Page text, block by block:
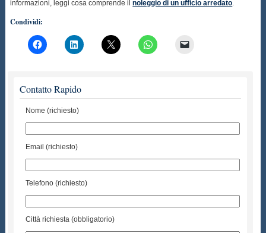
informazioni, leggi cosa comprende ilnoleggio di un ufficio arredato.
Condividi:
Contatto Rapido
Nome (richiesto)
Email (richiesto)
Telefono (richiesto)
Città richiesta (obbligatorio)